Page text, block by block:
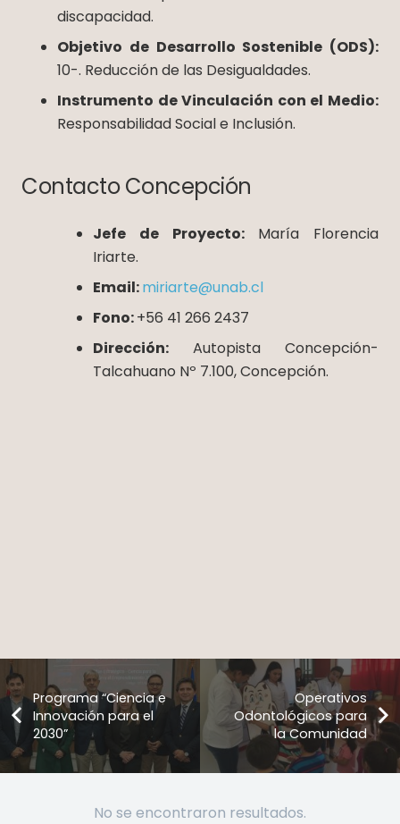
discapacidad.
Objetivo de Desarrollo Sostenible (ODS):
10-. Reducción de las Desigualdades.
Instrumento de Vinculación con el Medio:
Responsabilidad Social e Inclusión.
Contacto Concepción
Jefe de Proyecto: María Florencia
Iriarte.
Email:miriarte@unab.cl
Fono:+56 41 266 2437
Dirección: Autopista Concepción-
Talcahuano Nº 7.100, Concepción.
Programa “Ciencia e
Innovación para el
2030”
Operativos
Odontológicos para
la Comunidad
No se encontraron resultados.